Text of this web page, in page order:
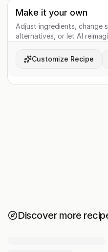
Make it your own
Adjust ingredients, change
alternatives, or let AI
Customize Recipe
Discover more